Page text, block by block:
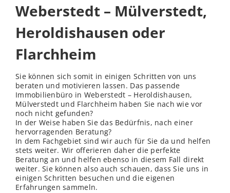
Weberstedt – Mülverstedt,
Heroldishausen oder
Flarchheim
Sie können sich somit in einigen Schritten von uns
beraten und motivieren lassen. Das passende
Immobilienbüro in Weberstedt – Heroldishausen,
Mülverstedt und Flarchheim haben Sie nach wie vor
noch nicht gefunden?
In der Weise haben Sie das Bedürfnis, nach einer
hervorragenden Beratung?
In dem Fachgebiet sind wir auch für Sie da und helfen
stets weiter. Wir offerieren daher die perfekte
Beratung an und helfen ebenso in diesem Fall direkt
weiter. Sie können also auch schauen, dass Sie uns in
einigen Schritten besuchen und die eigenen
Erfahrungen sammeln.